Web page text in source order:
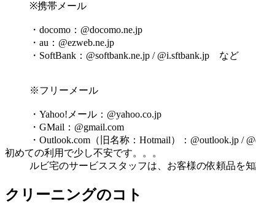
※携帯メール
・docomo：@docomo.ne.jp
・au：@ezweb.ne.jp
・SoftBank：@softbank.ne.jp / @i.sftbank.jp など
※フリーメール
・Yahoo!メール：@yahoo.co.jp
・GMail：@gmail.com
・Outlook.com（旧名称：Hotmail）：@outlook.jp /
初めての利用で少し不安です。。。
ルビ宅のサービススタッフは、お客様の依頼品を
クリーニングのコト